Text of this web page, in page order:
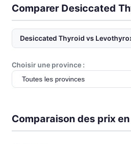
Comparer Desiccated
Desiccated Thyroid vs
Choisir une province :
Comparaison des prix